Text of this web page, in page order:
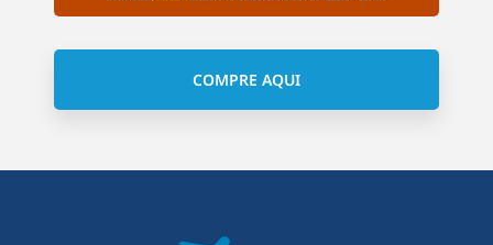
COMPRE AQUI